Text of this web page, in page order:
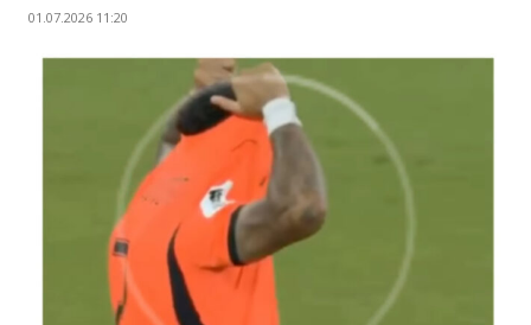
01.07.2026 11:20